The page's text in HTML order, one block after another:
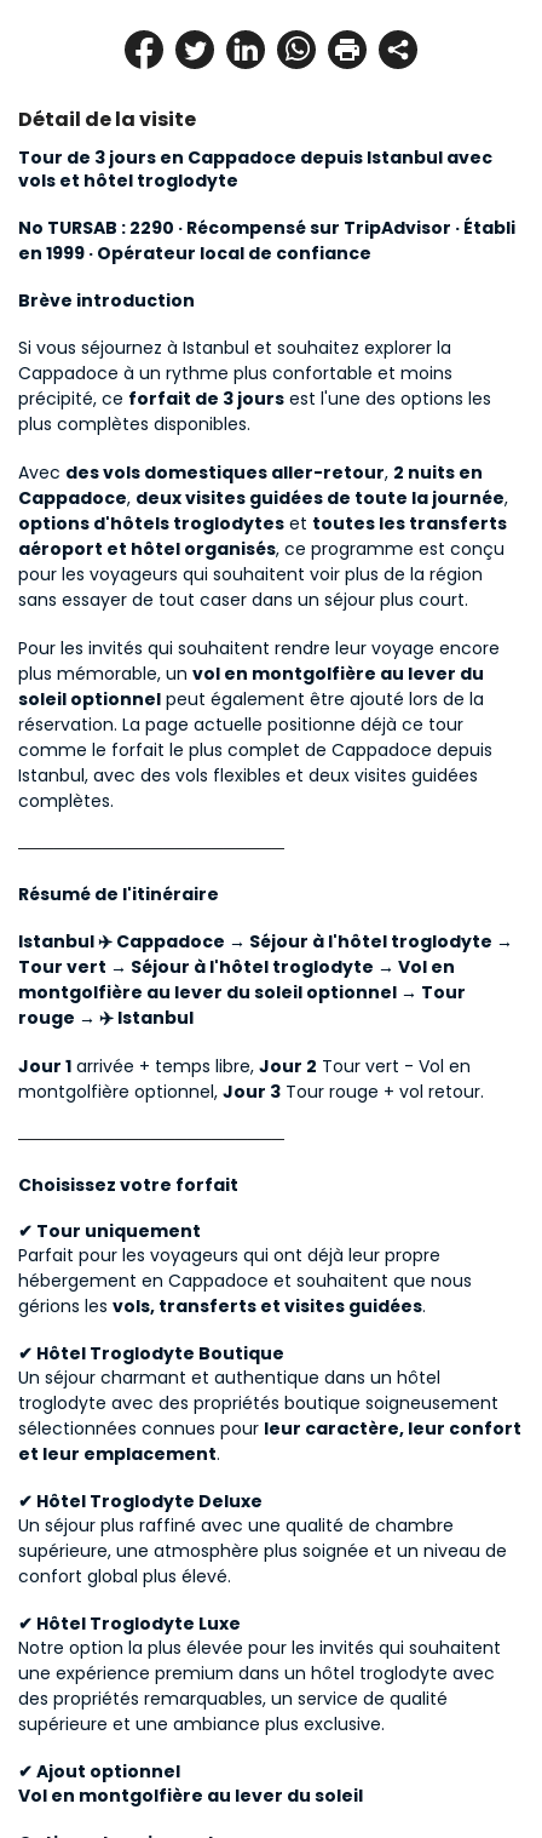
Détail de la visite
Tour de 3 jours en Cappadoce depuis Istanbul avec
vols et hôtel troglodyte
No TURSAB : 2290 · Récompensé sur TripAdvisor · Établi
en 1999 · Opérateur local de confiance
Brève introduction
Si vous séjournez à Istanbul et souhaitez explorer la
Cappadoce à un rythme plus confortable et moins
précipité, ce forfait de 3 jours est l'une des options les
plus complètes disponibles.
Avec des vols domestiques aller-retour, 2 nuits en
Cappadoce, deux visites guidées de toute la journée
options d'hôtels troglodytes et toutes les transferts
aéroport et hôtel organisés, ce programme est conçu
pour les voyageurs qui souhaitent voir plus de la région
sans essayer de tout caser dans un séjour plus court.
Pour les invités qui souhaitent rendre leur voyage encore
plus mémorable, un vol en montgolfière au lever du
soleil optionnel peut également être ajouté lors de la
réservation. La page actuelle positionne déjà ce tour
comme le forfait le plus complet de Cappadoce depuis
Istanbul, avec des vols flexibles et deux visites guidées
complètes.
Résumé de l'itinéraire
Istanbul ✈️ Cappadoce → Séjour à l'hôtel troglodyte →
Tour vert → Séjour à l'hôtel troglodyte → Vol en
montgolfière au lever du soleil optionnel → Tour
rouge → ✈️ Istanbul
Jour 1 arrivée + temps libre, Jour 2 Tour vert - Vol en
montgolfière optionnel, Jour 3 Tour rouge + vol retour.
Choisissez votre forfait
✔ Tour uniquement
Parfait pour les voyageurs qui ont déjà leur propre
hébergement en Cappadoce et souhaitent que nous
gérions les vols, transferts et visites guidées.
✔ Hôtel Troglodyte Boutique
Un séjour charmant et authentique dans un hôtel
troglodyte avec des propriétés boutique soigneusement
sélectionnées connues pour leur caractère, leur confort
et leur emplacement.
✔ Hôtel Troglodyte Deluxe
Un séjour plus raffiné avec une qualité de chambre
supérieure, une atmosphère plus soignée et un niveau de
confort global plus élevé.
✔ Hôtel Troglodyte Luxe
Notre option la plus élevée pour les invités qui souhaitent
une expérience premium dans un hôtel troglodyte avec
des propriétés remarquables, un service de qualité
supérieure et une ambiance plus exclusive.
✔ Ajout optionnel
Vol en montgolfière au lever du soleil